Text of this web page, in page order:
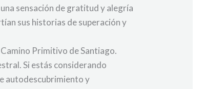
sensación de gratitud y alegría
sus historias de superación y
Primitivo de Santiago.
Si estás considerando
autodescubrimiento y